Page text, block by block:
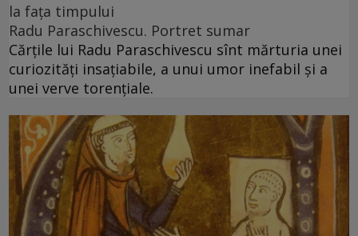
la fața timpului
Radu Paraschivescu. Portret sumar
Cărţile lui Radu Paraschivescu sînt mărturia unei
curiozităţi insaţiabile, a unui umor inefabil şi a
unei verve torenţiale.